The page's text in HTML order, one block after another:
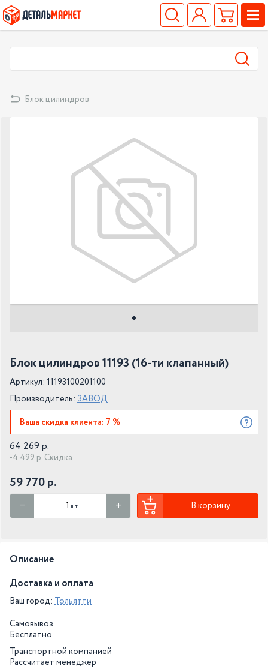
Блок цилиндров
Блок цилиндров 11193 (16-ти клапанный)
Артикул: 11193100201100
Производитель: ЗАВОД
Ваша скидка клиента: 7 %
64 269 р.
-4 499 р. Скидка
59 770 р.
шт В корзину
Описание
Доставка и оплата
Ваш город: Тольятти
Самовывоз
Бесплатно
Транспортной компанией
Рассчитает менеджер